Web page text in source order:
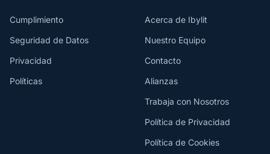
Cumplimiento
Seguridad de Datos
Privacidad
Políticas
Acerca de Ibylit
Nuestro Equipo
Contacto
Alianzas
Trabaja con Nosotros
Política de Privacidad
Política de Cookies